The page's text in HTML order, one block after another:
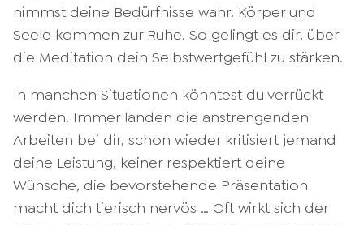
nimmst deine Bedürfnisse wahr. Körper und
Seele kommen zur Ruhe. So gelingt es dir, über
die Meditation dein Selbstwertgefühl zu stärken.
In manchen Situationen könntest du verrückt
werden. Immer landen die anstrengenden
Arbeiten bei dir, schon wieder kritisiert jemand
deine Leistung, keiner respektiert deine
Wünsche, die bevorstehende Präsentation
macht dich tierisch nervös … Oft wirkt sich der